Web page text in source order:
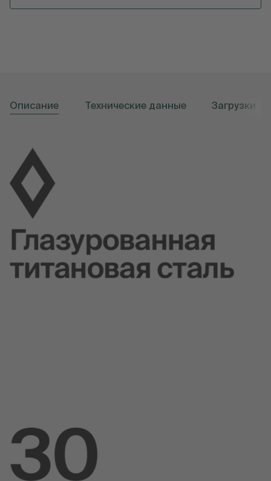
Описание Технические данные Загрузки